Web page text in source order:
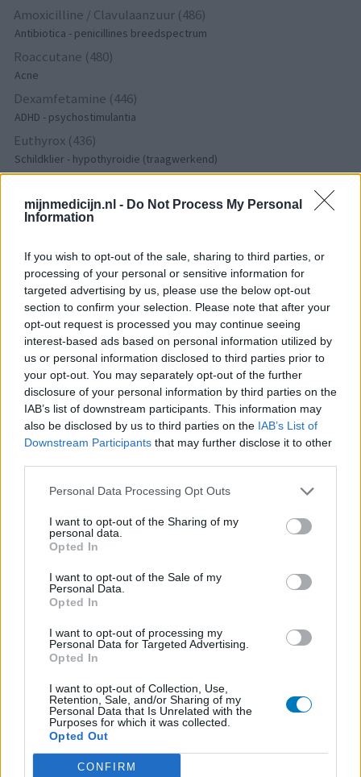
mijnmedicijn.nl - Do Not Process My Personal
Information
If you wish to opt-out of the sale, sharing to third parties, or
processing of your personal or sensitive information for
targeted advertising by us, please use the below opt-out
section to confirm your selection. Please note that after your
opt-out request is processed you may continue seeing
interest-based ads based on personal information utilized by
us or personal information disclosed to third parties prior to
your opt-out. You may separately opt-out of the further
disclosure of your personal information by third parties on the
IAB’s list of downstream participants. This information may
also be disclosed by us to third parties on the IAB’s List of
Downstream Participants that may further disclose it to other
Personal Data Processing Opt Outs
I want to opt-out of the Sharing of my
personal data.
Opted In
I want to opt-out of the Sale of my
Personal Data.
Opted In
I want to opt-out of processing my
Personal Data for Targeted Advertising.
Opted In
I want to opt-out of Collection, Use,
Retention, Sale, and/or Sharing of my
Personal Data that Is Unrelated with the
Purposes for which it was collected.
Opted Out
CONFIRM
Amoxicilline / Clavulaanzuur (486)
Antibiotica - penicillines breedspectrum
Roaccutane (480)
Acne
Dexamfetamine (446)
ADHD - psychostimulantia
Euthyrox (436)
Schildklier - hypothyroidie (traagwerkend)
De reviews op deze pagina zijn door de gebruikers
een review voor een medicijn. Voor het delen van ervaringen is
geen medische kennis noodzakelijk. Op deze manier geven de
reviews alleen een beeld van de ervaring van de schrijvers en niet
die van de eigenaar van deze website. Denk er aan dat de
ervaringen kunnen verschillen van persoon tot persoon en dat u
voor medisch advies altijd contact op moet nemen met uw arts of
apotheker.